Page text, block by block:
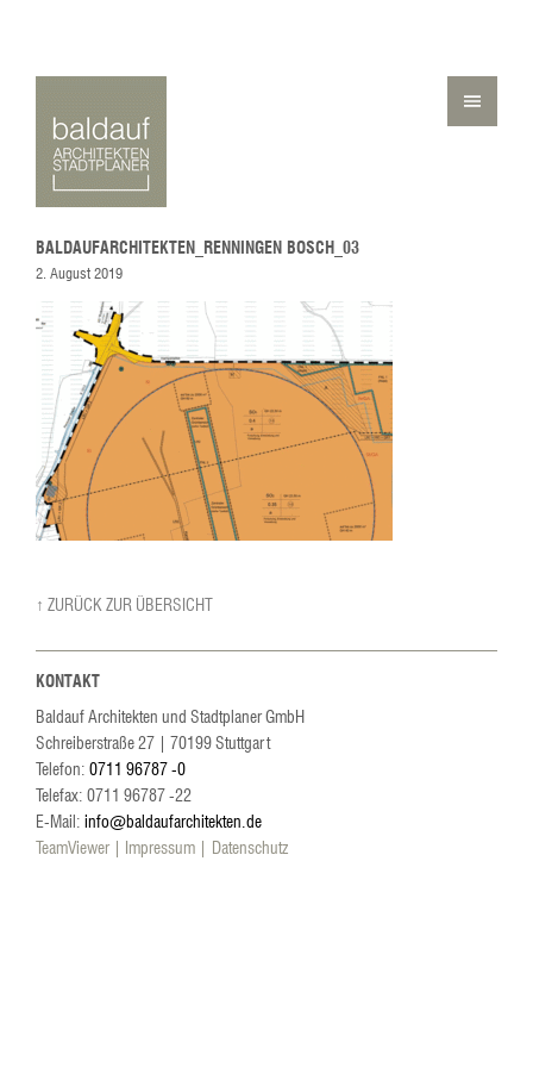
BALDAUFARCHITEKTEN_RENNINGEN BOSCH_03
2. August 2019
↑ ZURÜCK ZUR ÜBERSICHT
KONTAKT
Baldauf Architekten und Stadtplaner GmbH
Schreiberstraße 27| 70199Stuttgart
Telefon: 0711 96787 -0
Telefax: 0711 96787 -22
E-Mail: info@baldaufarchitekten.de
TeamViewer
Impressum Datenschutz